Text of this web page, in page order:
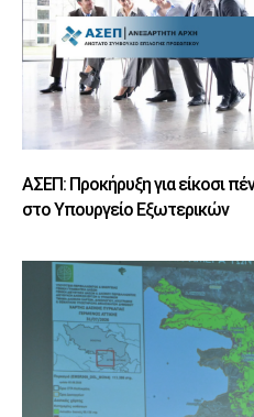
ΑΣΕΠ: Προκήρυξη για είκοσι
στο Υπουργείο Εξωτερικών